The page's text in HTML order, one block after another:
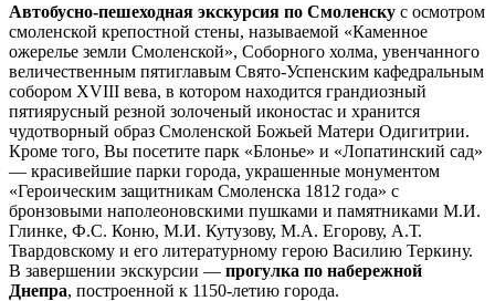
Автобусно-пешеходная экскурсия по Смоленску с осмотром
смоленской крепостной стены, называемой «Каменное
ожерелье земли Смоленской», Соборного холма, увенчанного
величественным пятиглавым Свято-Успенским кафедральным
собором XVIII вева, в котором находится грандиозный
пятиярусный резной золоченый иконостас и хранится
чудотворный образ Смоленской Божьей Матери Одигитрии.
Кроме того, Вы посетите парк «Блонье» и «Лопатинский сад»
— красивейшие парки города, украшенные монументом
«Героическим защитникам Смоленска 1812 года» с
бронзовыми наполеоновскими пушками и памятниками М.И.
Глинке, Ф.С. Коню, М.И. Кутузову, М.А. Егорову, А.Т.
Твардовскому и его литературному герою Василию Теркину.
В завершении экскурсии — прогулка по набережной
Днепра, построенной к 1150-летию города.